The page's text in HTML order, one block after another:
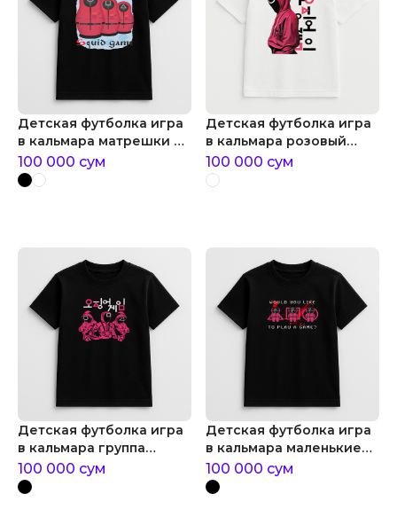
Детская футболка игра
в кальмара матрешки в
виде охранников
100 000 сум
Детская футболка игра
в кальмара розовый
страж
100 000 сум
Детская футболка игра
в кальмара группа
розовых охранников
100 000 сум
Детская футболка игра
в кальмара маленькие
розовые охранники
100 000 сум